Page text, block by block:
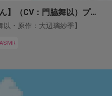
【鬼っ子ハンターついなちゃん】（CV：門脇舞以）プロジェクト！
・原作：大辺璃紗季】